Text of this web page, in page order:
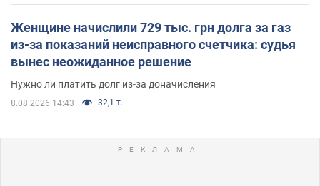
Женщине начислили 729 тыс. грн долга за газ
из-за показаний неисправного счетчика: судья
вынес неожиданное решение
Нужно ли платить долг из-за доначисления
8.08.2026 14:43 32,1 т.